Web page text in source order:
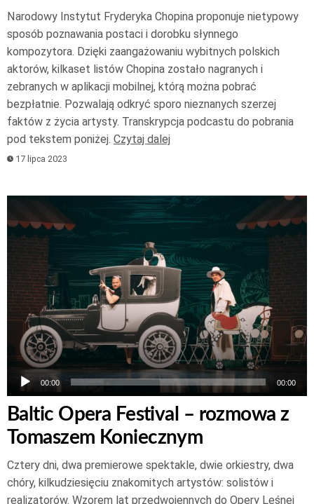
Narodowy Instytut Fryderyka Chopina proponuje nietypowy
sposób poznawania postaci i dorobku słynnego
kompozytora. Dzięki zaangażowaniu wybitnych polskich
aktorów, kilkaset listów Chopina zostało nagranych i
zebranych w aplikacji mobilnej, którą można pobrać
bezpłatnie. Pozwalają odkryć sporo nieznanych szerzej
faktów z życia artysty. Transkrypcja podcastu do pobrania
pod tekstem poniżej. Czytaj dalej
17 lipca 2023
plików
dźwiękowych
00:00 00:00
Baltic Opera Festival – rozmowa z
Tomaszem Koniecznym
Cztery dni, dwa premierowe spektakle, dwie orkiestry, dwa
chóry, kilkudziesięciu znakomitych artystów: solistów i
realizatorów. Wzorem lat przedwojennych do Opery Leśnej